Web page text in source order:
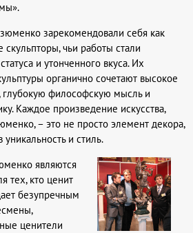
зарекомендовали себя как
чьи работы стали
и утонченного вкуса. Их
органично сочетают высокое
глубокую философскую мысль и
Каждое произведение искусства,
– это не просто элемент декора,
и стиль.
являются
тех, кто ценит
безупречным
ценители